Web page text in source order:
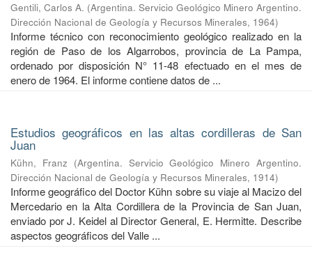
Gentili, Carlos A. (Argentina. Servicio Geológico Minero Argentino.
Dirección Nacional de Geología y Recursos Minerales, 1964)
Informe técnico con reconocimiento geológico realizado en la
región de Paso de los Algarrobos, provincia de La Pampa,
ordenado por disposición N° 11-48 efectuado en el mes de
enero de 1964. El informe contiene datos de ...
Estudios geográficos en las altas cordilleras de San
Juan
Kühn, Franz (Argentina. Servicio Geológico Minero Argentino.
Dirección Nacional de Geología y Recursos Minerales, 1914)
Informe geográfico del Doctor Kühn sobre su viaje al Macizo del
Mercedario en la Alta Cordillera de la Provincia de San Juan,
enviado por J. Keidel al Director General, E. Hermitte. Describe
aspectos geográficos del Valle ...